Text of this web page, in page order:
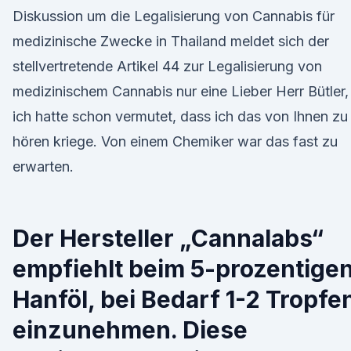
Diskussion um die Legalisierung von Cannabis für
medizinische Zwecke in Thailand meldet sich der
stellvertretende Artikel 44 zur Legalisierung von
medizinischem Cannabis nur eine Lieber Herr Bütler,
ich hatte schon vermutet, dass ich das von Ihnen zu
hören kriege. Von einem Chemiker war das fast zu
erwarten.
Der Hersteller „Cannalabs“
empfiehlt beim 5-
Hanföl, bei Bedarf 1-2
einzunehmen. Diese